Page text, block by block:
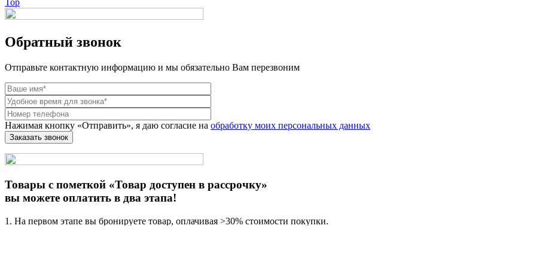
Top
Обратный звонок
Отправьте контактную информацию и мы обязательно Вам перезвоним
Нажимая кнопку «Отправить», я даю согласие на обработку моих персональных данных
Товары с пометкой «Товар доступен в рассрочку»
вы можете оплатить в два этапа!
1. На первом этапе вы бронируете товар, оплачивая >30% стоимости покупки.